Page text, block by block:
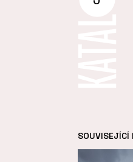
SOUVISEJÍCÍ